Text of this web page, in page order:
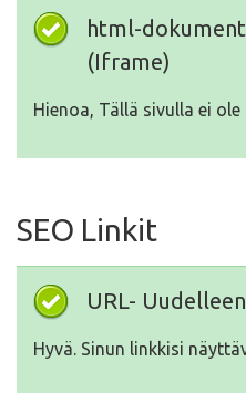
html-
(Iframe)
Hienoa, Tällä sivulla ei ole
SEO Linkit
URL-
Hyvä. Sinun linkkisi